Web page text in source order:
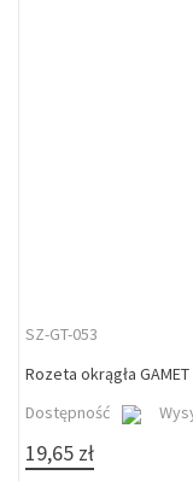
SZ-GT-053
Rozeta okrągła
Dostępność
19,65 zł